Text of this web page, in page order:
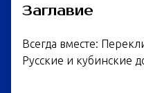
Заглавие
Всегда вместе:
Русские и кубинские